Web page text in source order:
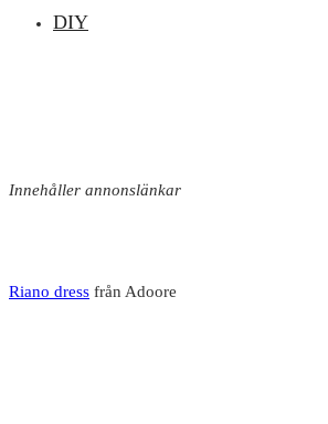
DIY
Innehåller annonslänkar
Riano dress från Adoore